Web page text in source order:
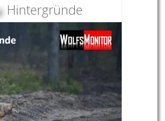
Hintergründe